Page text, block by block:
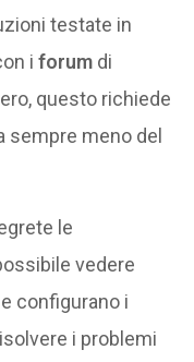
testate in
iforum di
questo richiede
sempre meno del
le
vedere
configurano i
i problemi